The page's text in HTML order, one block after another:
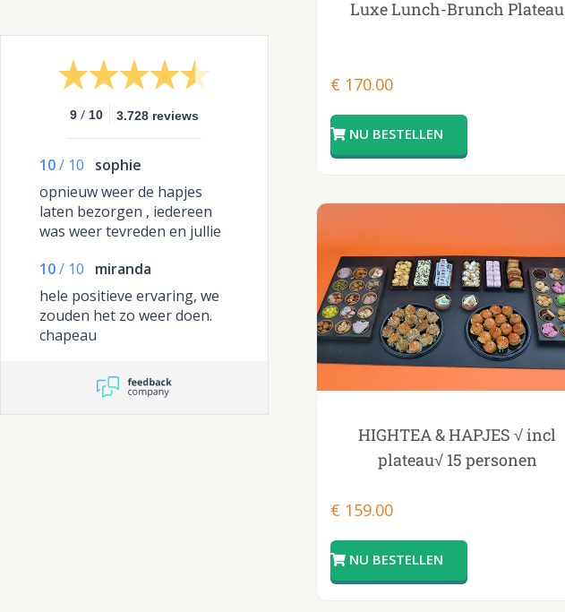
Luxe Lunch-Brunch Plateau
€ 170.00
HIGHTEA & HAPJES √ incl
plateau√ 15 personen
€ 159.00
9 / 10 3.728 reviews
10/ 10
sophie
opnieuw weer de hapjes
laten bezorgen , iedereen
was weer tevreden en jullie
gasten.
10/ 10
miranda
hele positieve ervaring, we
zouden het zo weer doen.
chapeau